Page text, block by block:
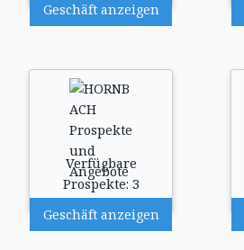
Geschäft anzeigen
Verfügbare
Prospekte: 3
Geschäft anzeigen